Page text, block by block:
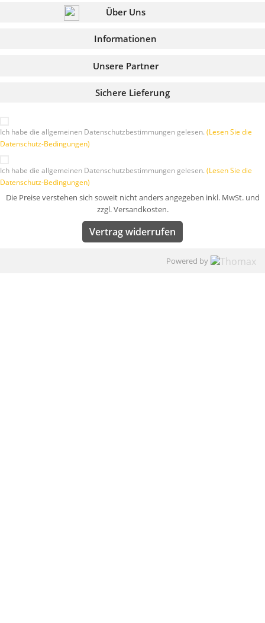
Über Uns
Informationen
Sichere Lieferung
Unsere Partner
Ich habe die allgemeinen Datenschutzbestimmungen gelesen. (Lesen Sie die
Datenschutz-Bedingungen)
Ich habe die allgemeinen Datenschutzbestimmungen gelesen. (Lesen Sie die
Datenschutz-Bedingungen)
Die Preise verstehen sich soweit nicht anders angegeben inkl. MwSt. und
zzgl. Versandkosten.
Vertrag widerrufen
Powered by